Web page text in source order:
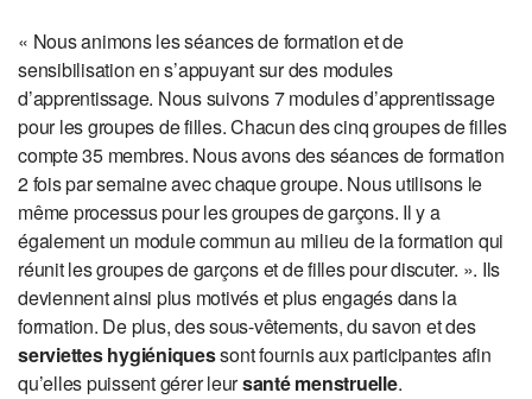
« Nous animons les séances de formation et de
sensibilisation en s’appuyant sur des modules
d’apprentissage. Nous suivons 7 modules d’apprentissage
pour les groupes de filles. Chacun des cinq groupes de filles
compte 35 membres. Nous avons des séances de formation
2 fois par semaine avec chaque groupe. Nous utilisons le
même processus pour les groupes de garçons. Il y a
également un module commun au milieu de la formation qui
réunit les groupes de garçons et de filles pour discuter. ». Ils
deviennent ainsi plus motivés et plus engagés dans la
formation. De plus, des sous-vêtements, du savon et des
serviettes hygiéniquessont fournis aux participantes afin
qu’elles puissent gérer leursanté menstruelle.